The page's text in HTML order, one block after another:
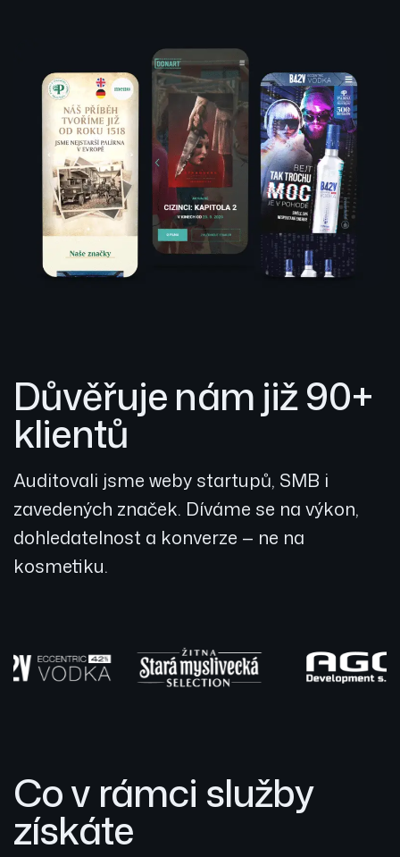
Důvěřuje nám již 90+
klientů
Auditovali jsme weby startupů, SMB i
zavedených značek. Díváme se na výkon,
dohledatelnost a konverze — ne na
kosmetiku.
Co v rámci služby
získáte